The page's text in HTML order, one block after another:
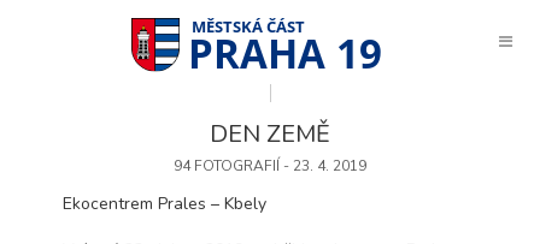
PRAHA 19
DEN ZEMĚ
94 FOTOGRAFIÍ - 23. 4. 2019
Ekocentrem Prales – Kbely